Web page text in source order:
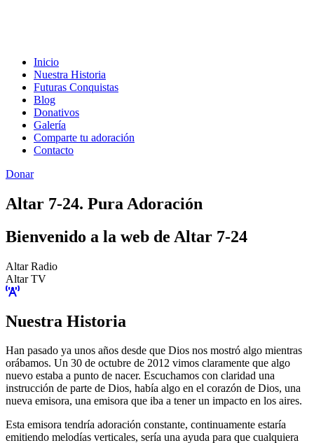
Inicio
Nuestra Historia
Futuras Conquistas
Blog
Donativos
Galería
Comparte tu adoración
Contacto
Donar
Altar 7-24. Pura Adoración
Bienvenido a la web de Altar 7-24
Altar Radio
Altar TV
Nuestra Historia
Han pasado ya unos años desde que Dios nos mostró algo mientras
orábamos. Un 30 de octubre de 2012 vimos claramente que algo
nuevo estaba a punto de nacer. Escuchamos con claridad una
instrucción de parte de Dios, había algo en el corazón de Dios, una
nueva emisora, una emisora que iba a tener un impacto en los aires.
Esta emisora tendría adoración constante, continuamente estaría
emitiendo melodías verticales, sería una ayuda para que cualquiera